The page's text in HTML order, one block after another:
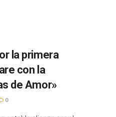
la primera
con la
de Amor»
0